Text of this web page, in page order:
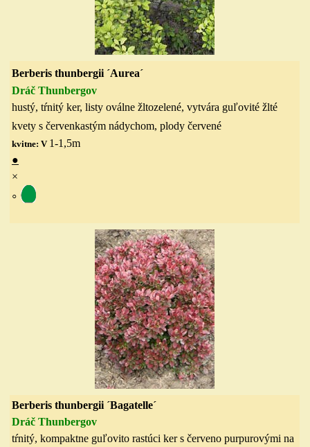
Berberis thunbergii ´Aurea´
Dráč Thunbergov
hustý, tŕnitý ker, listy oválne žltozelené, vytvára guľovité žlté
kvety s červenkastým nádychom, plody červené
kvitne: V 1-1,5m
●
×
◦
Berberis thunbergii ´Bagatelle´
Dráč Thunbergov
tŕnitý, kompaktne guľovito rastúci ker s červeno purpurovými na